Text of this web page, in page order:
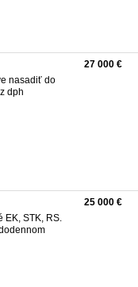
nasadiť do
dph
27 000 €
EK, STK, RS.
25 000 €